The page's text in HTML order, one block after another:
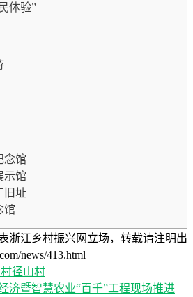
体验”
念馆
示馆
旧址
馆
浙江乡村振兴网立场，转载请注明出
news/413.html
径山村
济暨智慧农业“百千”工程现场推进